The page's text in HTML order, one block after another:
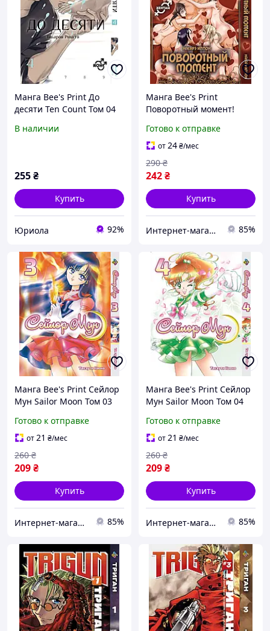
Манга Bee's Print До
десяти Ten Count Том 04
В наличии
255₴
Купить
Юриола 92%
Манга Bee's Print
Поворотный момент!
01 TT
Готово к отправке
от24₴/мес
242₴
290 ₴
Купить
Интернет-магазин "Tik-tak" 85%
Манга Bee's Print Сейлор
Мун Sailor Moon Том 03
Готово к отправке
от21 ₴/мес
209₴
260 ₴
Купить
Интернет-магазин "Tik-tak" 85%
Манга Bee's Print Сейлор
Мун Sailor Moon Том 04
Готово к отправке
от21 ₴/мес
209₴
260 ₴
Купить
Интернет-магазин "Tik-tak" 85%